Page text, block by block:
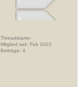
Threadstarter
Mitglied seit: Feb 2022
Beiträge: 4